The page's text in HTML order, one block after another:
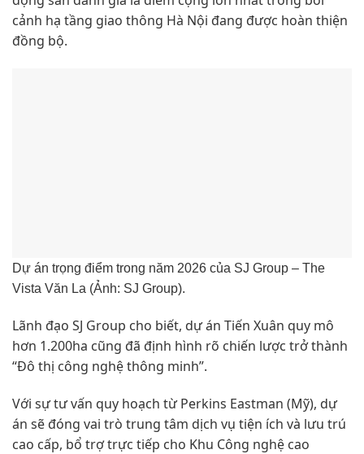
cảnh hạ tầng giao thông Hà Nội đang được hoàn thiện
đồng bộ.
Dự án trọng điểm trong năm 2026 của SJ Group – The
Vista Văn La (Ảnh: SJ Group).
Lãnh đạo SJ Group cho biết, dự án Tiến Xuân quy mô
hơn 1.200ha cũng đã định hình rõ chiến lược trở thành
“Đô thị công nghệ thông minh”.
Với sự tư vấn quy hoạch từ Perkins Eastman (Mỹ), dự
án sẽ đóng vai trò trung tâm dịch vụ tiện ích và lưu trú
cao cấp, bổ trợ trực tiếp cho Khu Công nghệ cao